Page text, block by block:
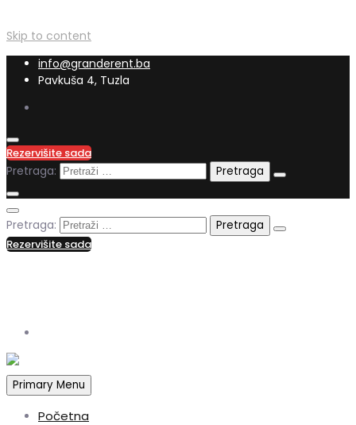
Skip to content
info@granderent.ba
Pavkuša 4, Tuzla
Rezervišite sada
Pretraga:
Pretraga:
Rezervišite sada
Primary Menu
Početna